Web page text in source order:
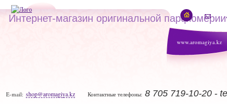
www.aromagiya.kz
Интернет-магазин оригинальной парфюмерии
E-mail: shop@aromagiya.kz Контактные телефоны: 8 705 719-10-20 -